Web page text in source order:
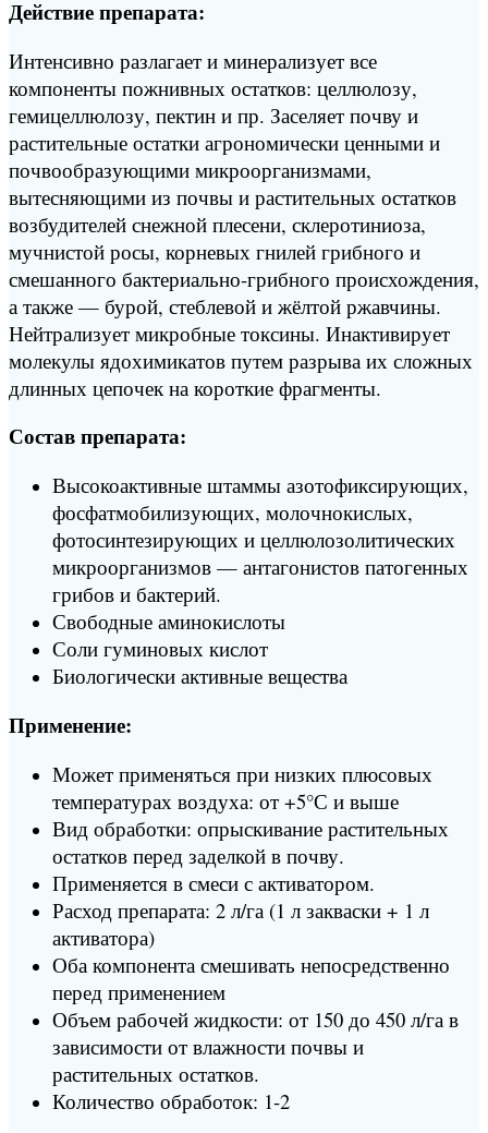
Действие препарата:
Интенсивно разлагает и минерализует все
компоненты пожнивных остатков: целлюлозу,
гемицеллюлозу, пектин и пр. Заселяет почву и
растительные остатки агрономически ценными и
почвообразующими микроорганизмами,
вытесняющими из почвы и растительных остатков
возбудителей снежной плесени, склеротиниоза,
мучнистой росы, корневых гнилей грибного и
смешанного бактериально-грибного происхождения,
а также — бурой, стеблевой и жёлтой ржавчины.
Нейтрализует микробные токсины. Инактивирует
молекулы ядохимикатов путем разрыва их сложных
длинных цепочек на короткие фрагменты.
Состав препарата:
Высокоактивные штаммы азотофиксирующих,
фосфатмобилизующих, молочнокислых,
фотосинтезирующих и целлюлозолитических
микроорганизмов — антагонистов патогенных
грибов и бактерий.
Свободные аминокислоты
Соли гуминовых кислот
Биологически активные вещества
Применение:
Может применяться при низких плюсовых
температурах воздуха: от +5°С и выше
Вид обработки: опрыскивание растительных
остатков перед заделкой в почву.
Применяется в смеси с активатором.
Расход препарата: 2 л/га (1 л закваски + 1 л
активатора)
Оба компонента смешивать непосредственно
перед применением
Объем рабочей жидкости: от 150 до 450 л/га в
зависимости от влажности почвы и
растительных остатков.
Количество обработок: 1-2